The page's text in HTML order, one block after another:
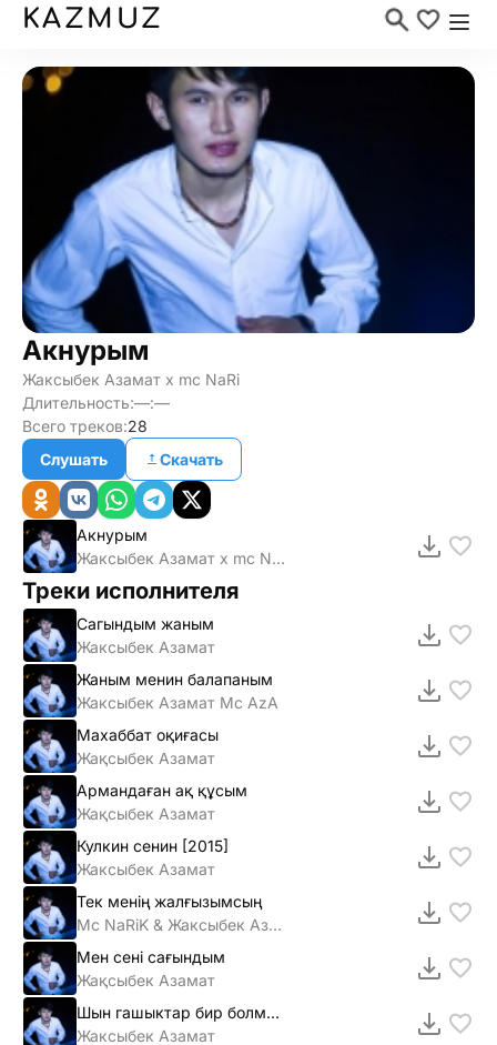
KAZMUZ
Акнурым
Жаксыбек Азамат х mc NaRi
Длительность:—:—
Всего треков:28
Слушать
Скачать
Акнурым
Жаксыбек Азамат х mc NaRi
Треки исполнителя
Сагындым жаным
Жаксыбек Азамат
Жаным менин балапаным
Жаксыбек Азамат Mc AzA
Махаббат оқиғасы
Жақсыбек Азамат
Армандаған ақ құсым
Жақсыбек Азамат
Кулкин сенин [2015]
Жаксыбек Азамат
Тек менің жалғызымсың
Mc NaRiK & Жаксыбек Азамат
Мен сені сағындым
Жақсыбек Азамат
Шын гашыктар бир болмайды
Жаксыбек Азамат